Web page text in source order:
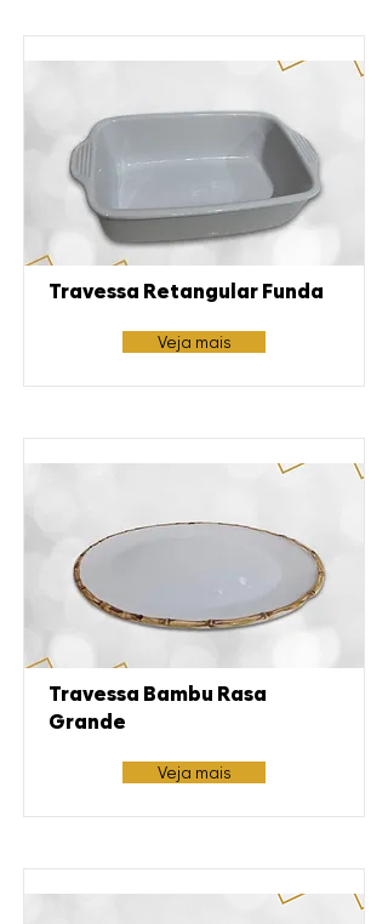
Travessa Retangular Funda
Veja mais
Travessa Bambu Rasa
Grande
Veja mais